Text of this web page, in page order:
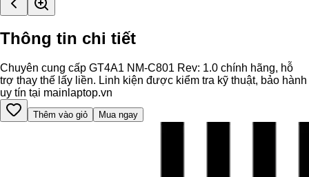
Thông tin chi tiết
Chuyên cung cấp GT4A1 NM-C801 Rev: 1.0 chính hãng, hỗ
trợ thay thế lấy liền. Linh kiện được kiểm tra kỹ thuật, bảo hành
uy tín tại mainlaptop.vn
Thêm vào giỏ Mua ngay